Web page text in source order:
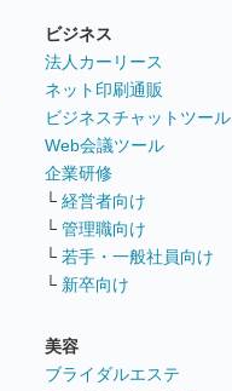
ビジネス
法人カーリース
ネット印刷通販
ビジネスチャットツール
Web会議ツール
企業研修
└ 経営者向け
└ 管理職向け
└ 若手・一般社員向け
└ 新卒向け
美容
ブライダルエステ